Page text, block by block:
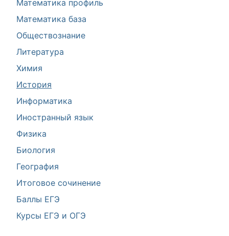
Математика профиль
Математика база
Обществознание
Литература
Химия
История
Информатика
Иностранный язык
Физика
Биология
География
Итоговое сочинение
Баллы ЕГЭ
Курсы ЕГЭ и ОГЭ